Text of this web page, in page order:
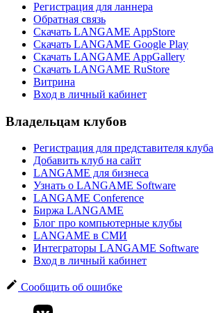
Регистрация для ланнера
Обратная связь
Скачать LANGAME AppStore
Скачать LANGAME Google Play
Скачать LANGAME AppGallery
Скачать LANGAME RuStore
Витрина
Вход в личный кабинет
Владельцам клубов
Регистрация для представителя клуба
Добавить клуб на сайт
LANGAME для бизнеса
Узнать о LANGAME Software
LANGAME Conference
Биржа LANGAME
Блог про компьютерные клубы
LANGAME в СМИ
Интеграторы LANGAME Software
Вход в личный кабинет
Сообщить об ошибке